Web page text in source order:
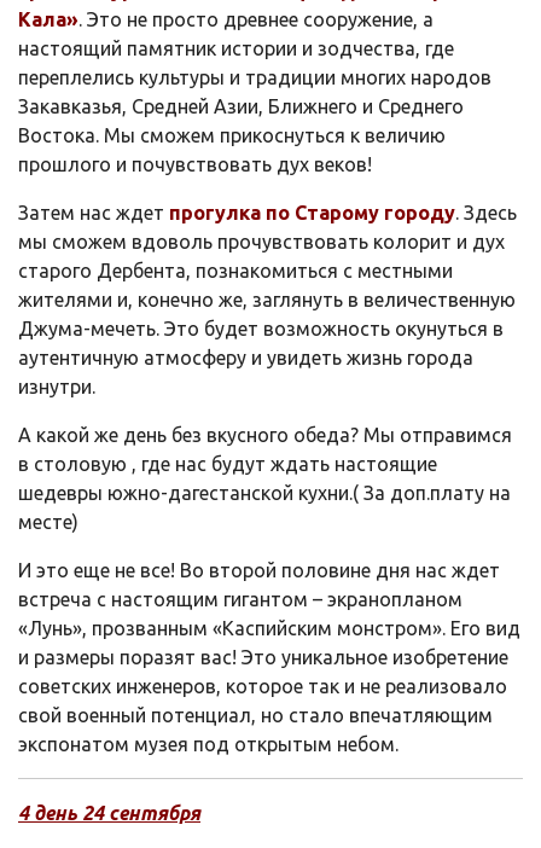
Кала» . Это не просто древнее сооружение, а
настоящий памятник истории и зодчества, где
переплелись культуры и традиции многих народов
Закавказья, Средней Азии, Ближнего и Среднего
Востока. Мы сможем прикоснуться к величию
прошлого и почувствовать дух веков!
Затем нас ждет прогулка по Старому городу . Здесь
мы сможем вдоволь прочувствовать колорит и дух
старого Дербента, познакомиться с местными
жителями и, конечно же, заглянуть в величественную
Джума-мечеть. Это будет возможность окунуться в
аутентичную атмосферу и увидеть жизнь города
изнутри.
А какой же день без вкусного обеда? Мы отправимся
в столовую , где нас будут ждать настоящие
шедевры южно-дагестанской кухни.( За доп.плату на
месте)
И это еще не все! Во второй половине дня нас ждет
встреча с настоящим гигантом – экранопланом
«Лунь», прозванным «Каспийским монстром». Его вид
и размеры поразят вас! Это уникальное изобретение
советских инженеров, которое так и не реализовало
свой военный потенциал, но стало впечатляющим
экспонатом музея под открытым небом.
4 день 24 сентября